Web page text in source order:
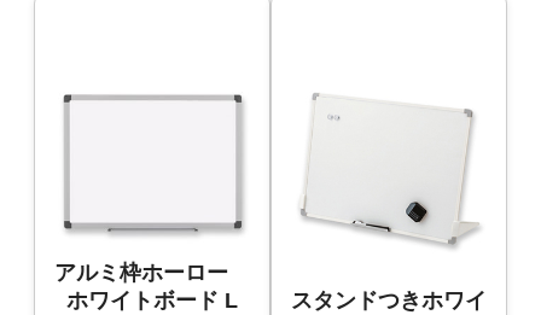
アルミ枠ホーロー
ホワイトボード L
スタンドつきホワイ